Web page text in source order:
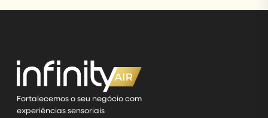
Fortalecemos o seu negócio com
experiências sensoriais